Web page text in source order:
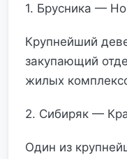
1. Брусника —
Крупнейший
закупающий
жилых
2. Сибиряк —
Один из